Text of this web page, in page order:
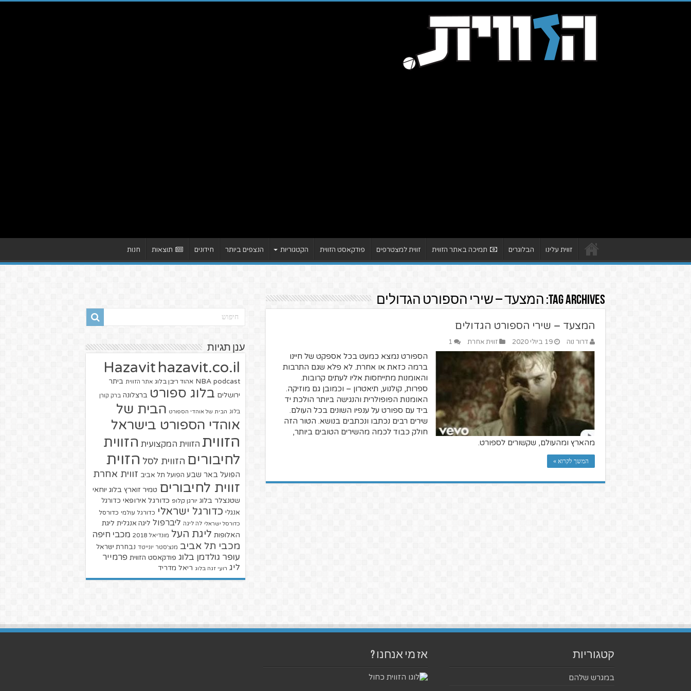
זווית עלינו הבלוגרים תמיכה באתר הזווית זווית למצטרפים פודקאסט הזווית הקטגוריות הנצפים ביותר חידונים תוצאות חנות
Tag Archives: המצעד – שירי הספורט הגדולים
המצעד – שירי הספורט הגדולים
דרור נוה 19 ביולי 2020 זווית אחרת 1
הספורט נמצא כמעט בכל אספקט של חיינו
ברמה כזאת או אחרת. לא פלא שגם התרבות
והאומנות מתייחסות אליו לעתים קרובות.
ספרות, קולנוע, תיאטרון – וכמובן גם מוזיקה.
האומנות הפופולרית והנגישה ביותר הולכת יד
ביד עם ספורט על ענפיו השונים בכל העולם.
שירים רבים נכתבו ונכתבים בנושא. הטור הזה
חולק כבוד לכמה מהשירים הטובים ביותר,
מהארץ ומהעולם, שקשורים לספורט.
המשך לקרוא »
ענן תגיות
Hazavit hazavit.co.il
NBA podcast אהוד ריבן בלוג אתר הזווית ביתר
ירושלים בלוג ספורט ברצלונה ברק קורן
בלוג הבית של אוהדי הספורט הבית של
אוהדי הספורט בישראל
הזווית הזווית המקצועית הזווית
לחיבורים הזווית לסל הזוית
הפועל באר שבע הפועל תל אביב זווית אחרת
זווית לחיבורים טמיר זוארץ בלוג יוחאי
שטנצלר בלוג יורגן קלופ כדורגל אירופאי כדורגל
אנגלי כדורגל ישראלי כדורגל עולמי כדורסל
כדורסל ישראלי לה ליגה ליברפול ליגה אנגלית ליגת
האלופות ליגת העל מונדיאל 2018 מכבי חיפה
מכבי תל אביב מנצ'סטר יונייטד נבחרת ישראל
עופר גולדמן בלוג פודקאסט הזווית פרמייר
ליג רועי זגה בלוג ריאל מדריד
קטגוריות
במגרש שלהם
אז מי אנחנו ?